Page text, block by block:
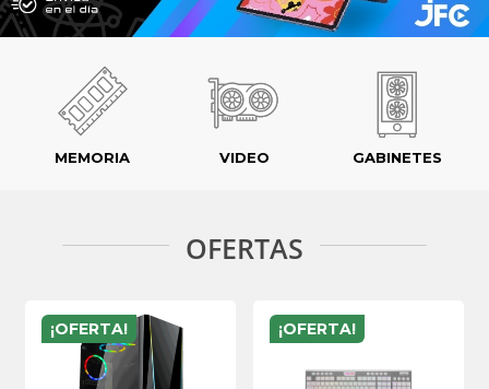
MEMORIA VIDEO GABINETES
OFERTAS
¡OFERTA! ¡OFERTA!